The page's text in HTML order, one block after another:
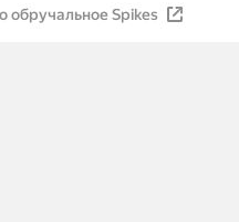
обручальное Spikes